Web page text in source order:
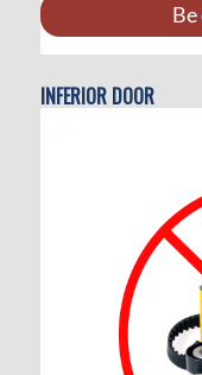
INFERIOR DOOR